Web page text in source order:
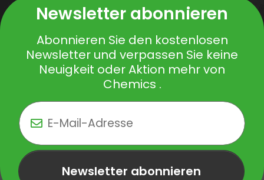
Newsletter abonnieren
Abonnieren Sie den kostenlosen
Newsletter und verpassen Sie keine
Neuigkeit oder Aktion mehr von
Chemics .
Newsletter abonnieren